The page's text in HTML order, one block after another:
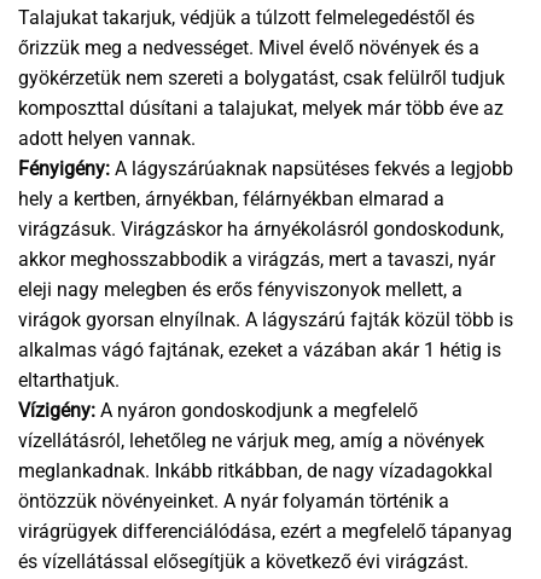
Talajukat takarjuk, védjük a túlzott felmelegedéstől és
őrizzük meg a nedvességet. Mivel évelő növények és a
gyökérzetük nem szereti a bolygatást, csak felülről tudjuk
komposzttal dúsítani a talajukat, melyek már több éve az
adott helyen vannak.
Fényigény: A lágyszárúaknak napsütéses fekvés a legjobb
hely a kertben, árnyékban, félárnyékban elmarad a
virágzásuk. Virágzáskor ha árnyékolásról gondoskodunk,
akkor meghosszabbodik a virágzás, mert a tavaszi, nyár
eleji nagy melegben és erős fényviszonyok mellett, a
virágok gyorsan elnyílnak. A lágyszárú fajták közül több is
alkalmas vágó fajtának, ezeket a vázában akár 1 hétig is
eltarthatjuk.
Vízigény: A nyáron gondoskodjunk a megfelelő
vízellátásról, lehetőleg ne várjuk meg, amíg a növények
meglankadnak. Inkább ritkábban, de nagy vízadagokkal
öntözzük növényeinket. A nyár folyamán történik a
virágrügyek differenciálódása, ezért a megfelelő tápanyag
és vízellátással elősegítjük a következő évi virágzást.